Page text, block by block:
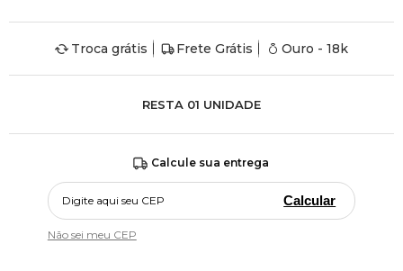
Troca grátis Frete Grátis Ouro - 18k
RESTA 01 UNIDADE
Calcule sua entrega
Calcular
Não sei meu CEP